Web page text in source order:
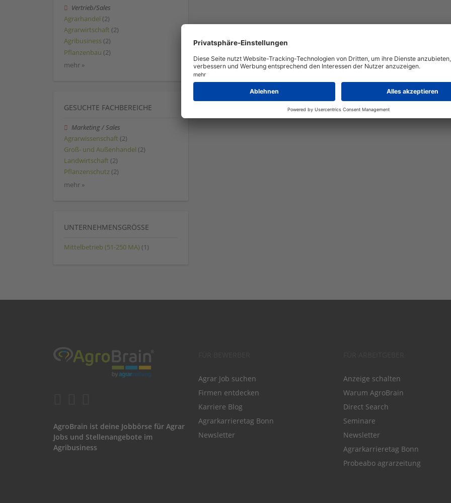
Vertrieb/Sales
Agrarhandel (2)
Agrarwirtschaft (2)
Agribusiness (2)
Pflanzenbau (2)
mehr »
GESUCHTE FACHBEREICHE
Marketing / Sales
Agrarwissenschaft (2)
Groß- und Außenhandel (2)
Landwirtschaft (2)
Pflanzenschutz (2)
mehr »
UNTERNEHMENSGRÖSSE
Mittelbetrieb (51-250 MA) (1)
AgroBrain ist deine Jobbörse für Agrar
Jobs und Stellenangebote im
Agribusiness
Agrar Job suchen
Firmen entdecken
Karriere Blog
Agrarkarrieretag Bonn
Newsletter
Anzeige schalten
Warum AgroBrain
Direct Search
Seminare
Newsletter
Agrarkarrieretag Bonn
Probeabo agrarzeitung